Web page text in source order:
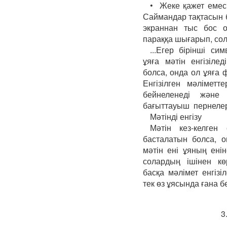
• Жеке қажет емес
Саймандар тақтасын
экраннан тыс бос
параққа шығарып,
...Егер бірінші
ұяға мәтін
болса, онда ол ұяға
Енгізілген
бейнеленеді
бағыттауыш
Мәтінді енгізу
Мәтін кез-
басталатын болса,
мәтін ені ұяның
солардың ішінен
басқа мәлімет
тек өз ұясында ғана